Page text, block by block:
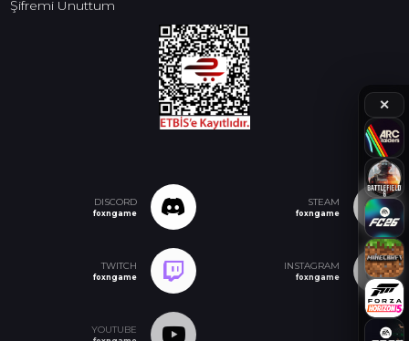
✕
Şifremi Unuttum
DISCORD
foxngame
STEAM
foxngame
TWITCH
foxngame
INSTAGRAM
foxngame
YOUTUBE